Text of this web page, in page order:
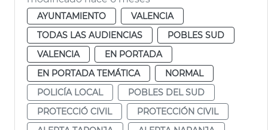
AYUNTAMIENTO
VALENCIA
TODAS LAS AUDIENCIAS
POBLES SUD
VALENCIA
EN PORTADA
EN PORTADA TEMÁTICA
NORMAL
POLICÍA LOCAL
POBLES DEL SUD
PROTECCIÓ CIVIL
PROTECCIÓN CIVIL